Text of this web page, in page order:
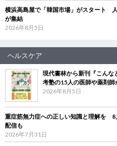
横浜高島屋で「韓国市場」がスタート
が集結
2026年8月5日
ヘルスケア
現代書林から新刊『こん
考塾の15人の医師や薬剤師
2026年8月5日
重症筋無力症への正しい知識と理解を 8
配信も
2026年7月31日